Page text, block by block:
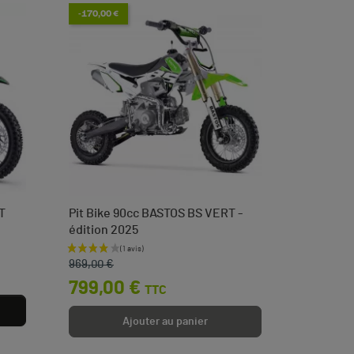
-170,00 €
Pit Bike 90cc BASTOS BS VERT -
édition 2025
Prix de base
969,00 €
Prix
799,00 € TTC
Ajouter au panier